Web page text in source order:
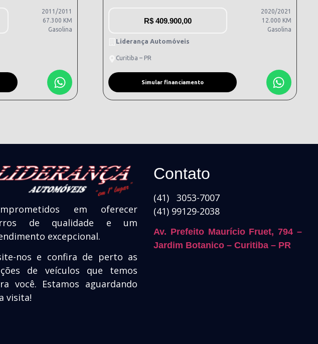
2011/2011
67.300 KM
Gasolina
R$ 409.900,00
2020/2021
12.000 KM
Gasolina
Liderança Automóveis
Curitiba – PR
Simular financiamento
em oferecer
de qualidade e um
excepcional.
nos e confira de perto as
de veículos que temos
você. Estamos aguardando
visita!
Contato
(41) 3053-7007
(41) 99129-2038
Av. Prefeito Maurício Fruet, 794 –
Jardim Botanico – Curitiba – PR